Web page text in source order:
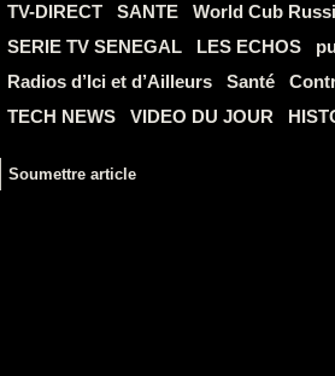
TV-DIRECT
SANTE
World Cub
SERIE TV SENEGAL
LES ECHOS
Radios d’Ici et d’Ailleurs
Santé
TECH NEWS
VIDEO DU JOUR
Soumettre article